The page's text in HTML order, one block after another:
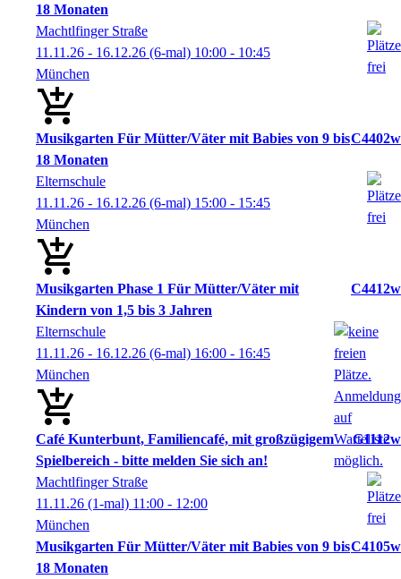
18 Monaten
Machtlfinger Straße
11.11.26 - 16.12.26 (6-mal) 10:00 - 10:45
München
Musikgarten Für Mütter/Väter mit Babies von 9 bis
18 Monaten
C4402w
Elternschule
11.11.26 - 16.12.26 (6-mal) 15:00 - 15:45
München
Musikgarten Phase 1 Für Mütter/Väter mit
Kindern von 1,5 bis 3 Jahren
C4412w
Elternschule
11.11.26 - 16.12.26 (6-mal) 16:00 - 16:45
München
Café Kunterbunt, Familiencafé, mit großzügigem
Spielbereich - bitte melden Sie sich an!
G1112w
Machtlfinger Straße
11.11.26 (1-mal) 11:00 - 12:00
München
Musikgarten Für Mütter/Väter mit Babies von 9 bis
18 Monaten
C4105w